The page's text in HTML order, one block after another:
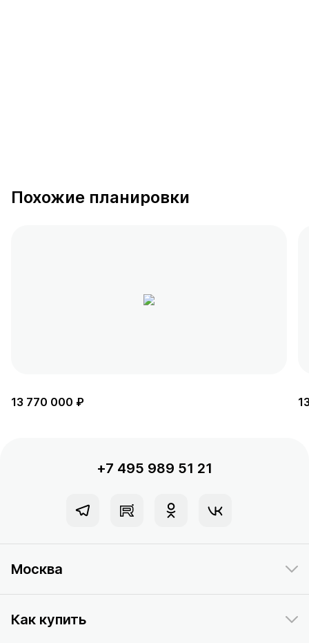
Похожие планировки
13 770 000 ₽
+7 495 989 51 21
Москва
Как купить